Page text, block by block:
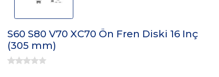
S60 S80 V70 XC70 Ön Fren Diski 16 Inç
(305 mm)